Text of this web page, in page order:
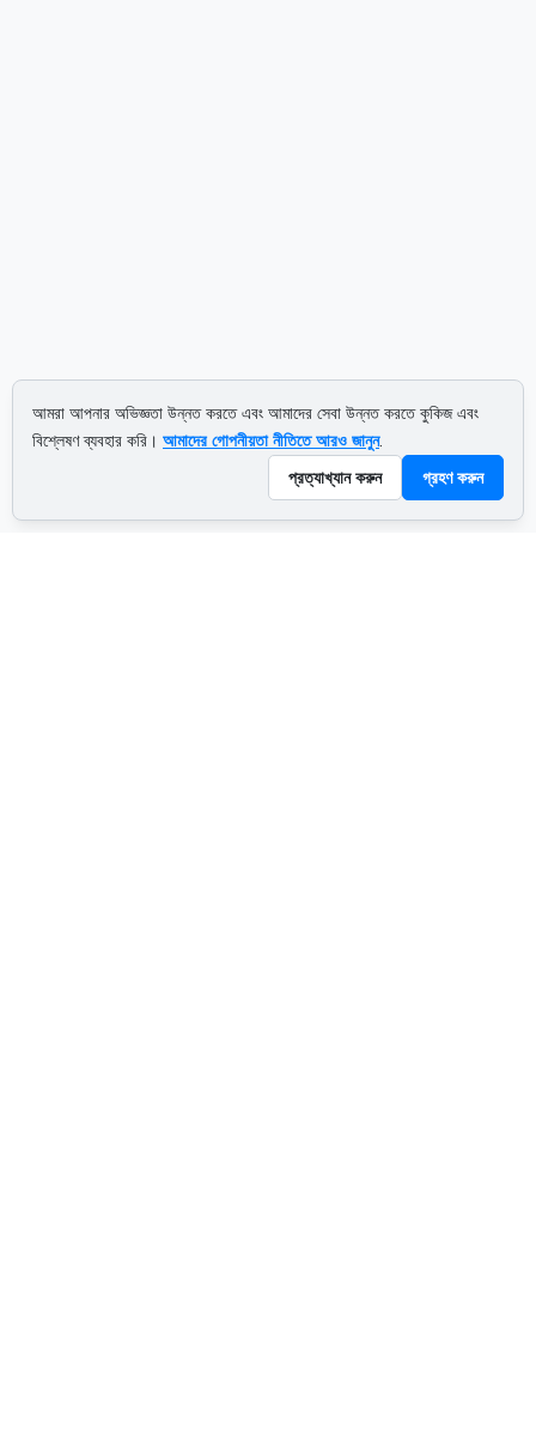
আমরা আপনার অভিজ্ঞতা উন্নত করতে এবং আমাদের সেবা উন্নত করতে কুকিজ এবং
বিশ্লেষণ ব্যবহার করি। আমাদের গোপনীয়তা নীতিতে আরও জানুন.
প্রত্যাখ্যান করুন
গ্রহণ করুন